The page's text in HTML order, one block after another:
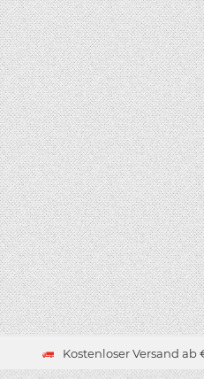
Kostenloser Versand ab